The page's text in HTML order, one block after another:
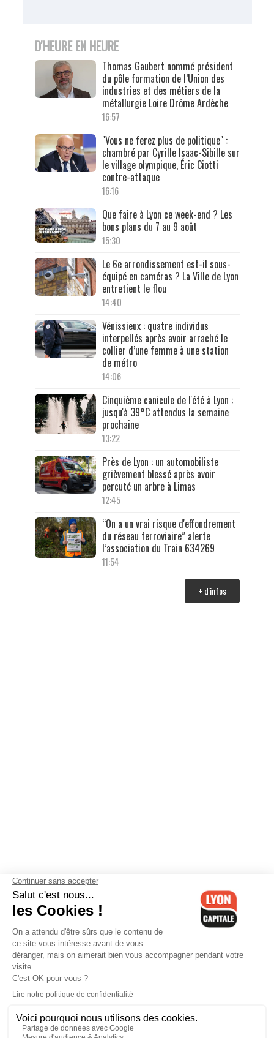
D'HEURE EN HEURE
Thomas Gaubert nommé président
du pôle formation de l’Union des
industries et des métiers de la
métallurgie Loire Drôme Ardèche
16:57
"Vous ne ferez plus de politique" :
chambré par Cyrille Isaac-Sibille sur
le village olympique, Éric Ciotti
contre-attaque
16:16
Que faire à Lyon ce week-end ? Les
bons plans du 7 au 9 août
15:30
Le 6e arrondissement est-il sous-
équipé en caméras ? La Ville de Lyon
entretient le flou
14:40
Vénissieux : quatre individus
interpellés après avoir arraché le
collier d’une femme à une station
de métro
14:06
Cinquième canicule de l'été à Lyon :
jusqu'à 39°C attendus la semaine
prochaine
13:22
Près de Lyon : un automobiliste
grièvement blessé après avoir
percuté un arbre à Limas
12:45
“On a un vrai risque d'effondrement
du réseau ferroviaire” alerte
l’association du Train 634269
11:54
+ d'infos
Contactez-nous-Mentions légales-CGV-Politique de